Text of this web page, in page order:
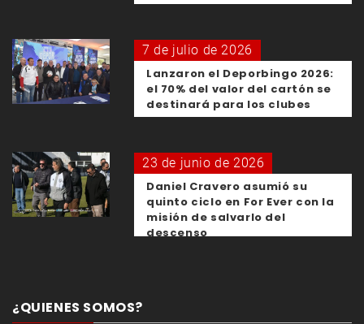
7 de julio de 2026
Lanzaron el Deporbingo 2026:
el 70% del valor del cartón se
destinará para los clubes
23 de junio de 2026
Daniel Cravero asumió su
quinto ciclo en For Ever con la
misión de salvarlo del
descenso
¿QUIENES SOMOS?